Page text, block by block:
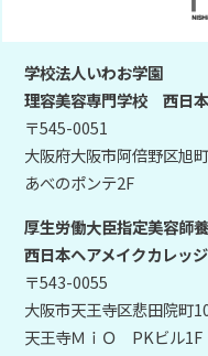
学校法人いわお学園
理容美容専門学校 西日
〒545-0051
大阪府大阪市阿倍野区旭
あべのポンテ2F
厚生労働大臣指定美容師
西日本ヘアメイクカレッ
〒543-0055
大阪市天王寺区悲田院町
天王寺ＭｉＯ PKビル1F